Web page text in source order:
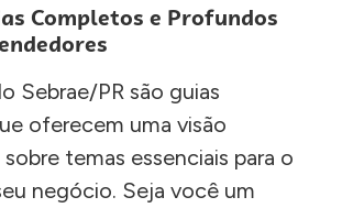
Completos e Profundos
Sebrae/PR são guias
oferecem uma visão
temas essenciais para o
negócio. Seja você um